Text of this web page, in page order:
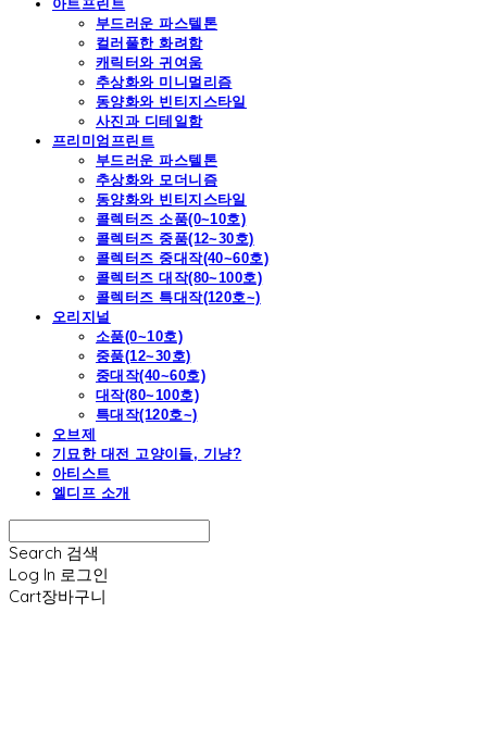
아트프린트
부드러운 파스텔톤
컬러풀한 화려함
캐릭터와 귀여움
추상화와 미니멀리즘
동양화와 빈티지스타일
사진과 디테일함
프리미엄프린트
부드러운 파스텔톤
추상화와 모더니즘
동양화와 빈티지스타일
콜렉터즈 소품(0~10호)
콜렉터즈 중품(12~30호)
콜렉터즈 중대작(40~60호)
콜렉터즈 대작(80~100호)
콜렉터즈 특대작(120호~)
오리지널
소품(0~10호)
중품(12~30호)
중대작(40~60호)
대작(80~100호)
특대작(120호~)
오브제
기묘한 대전 고양이들, 기냥?
아티스트
엘디프 소개
Search 검색
Log In 로그인
Cart장바구니